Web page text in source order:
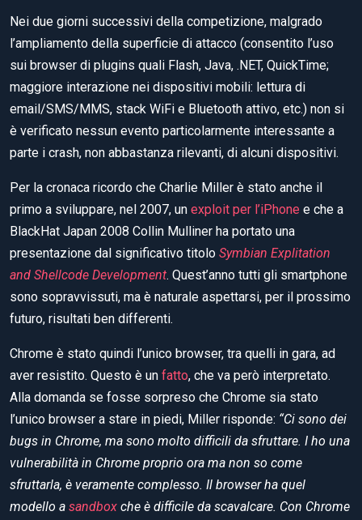
Nei due giorni successivi della competizione, malgrado
l’ampliamento della superficie di attacco (consentito l’uso
sui browser di plugins quali Flash, Java, .NET, QuickTime;
maggiore interazione nei dispositivi mobili: lettura di
email/SMS/MMS, stack WiFi e Bluetooth attivo, etc.) non si
è verificato nessun evento particolarmente interessante a
parte i crash, non abbastanza rilevanti, di alcuni dispositivi.
Per la cronaca ricordo che Charlie Miller è stato anche il
primo a sviluppare, nel 2007, un exploit per l’iPhone e che a
BlackHat Japan 2008 Collin Mulliner ha portato una
presentazione dal significativo titolo Symbian Explitation
and Shellcode Development. Quest’anno tutti gli smartphone
sono sopravvissuti, ma è naturale aspettarsi, per il prossimo
futuro, risultati ben differenti.
Chrome è stato quindi l’unico browser, tra quelli in gara, ad
aver resistito. Questo è un fatto, che va però interpretato.
Alla domanda se fosse sorpreso che Chrome sia stato
l’unico browser a stare in piedi, Miller risponde: “Ci sono dei
bugs in Chrome, ma sono molto difficili da sfruttare. I ho una
vulnerabilità in Chrome proprio ora ma non so come
sfruttarla, è veramente complesso. Il browser ha quel
modello a sandbox che è difficile da scavalcare. Con Chrome